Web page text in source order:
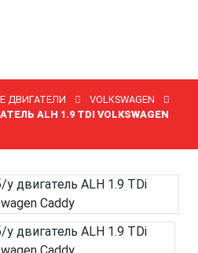
ДВИГАТЕЛИ
VOLKSWAGEN
ALH 1.9 TDI VOLKSWAGEN